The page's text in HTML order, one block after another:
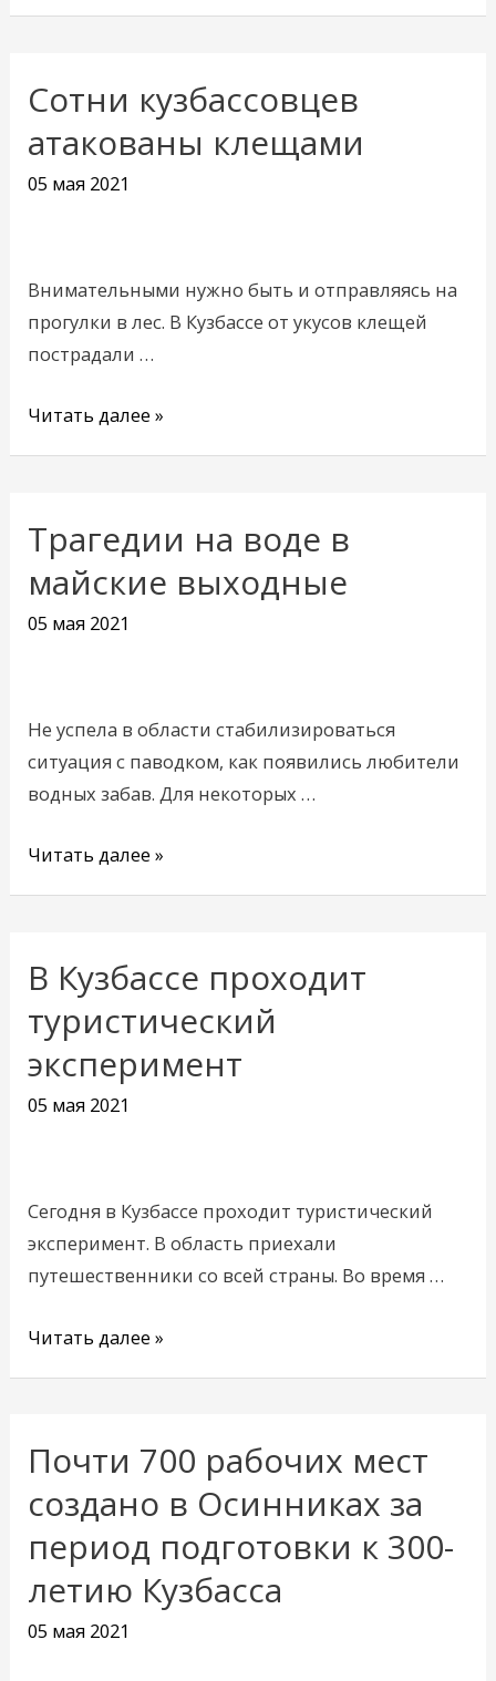
Сотни кузбассовцев
атакованы клещами
05 мая 2021
Внимательными нужно быть и отправляясь на
прогулки в лес. В Кузбассе от укусов клещей
пострадали …
Сотни
атакованы
клещами
Читать далее »
Трагедии на воде в
майские выходные
05 мая 2021
Не успела в области стабилизироваться
ситуация с паводком, как появились любители
водных забав. Для некоторых …
Трагедии
воде
в
Читать далее »
В Кузбассе проходит
туристический
эксперимент
05 мая 2021
Сегодня в Кузбассе проходит туристический
эксперимент. В область приехали
путешественники со всей страны. Во время …
В
Кузбассе
проходит
туристический
эксперимент
Читать далее »
Почти 700 рабочих мест
создано в Осинниках за
период подготовки к 300-
летию Кузбасса
05 мая 2021
Почти
рабочих
мест
создано
Осинниках